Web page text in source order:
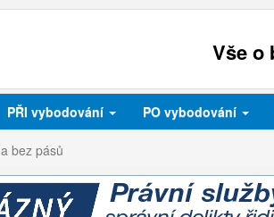
Vše o
PŘI vybodování PO vybodování
bez pásů